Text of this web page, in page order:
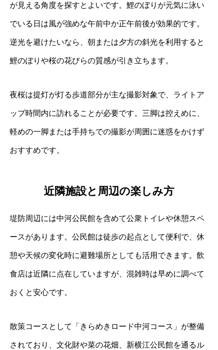
が見える角度を探すとよいです。鯉のぼりが元気に泳い
でいる日は風が強めな午前中か正午前後が効果的です。
逆光を避けたいなら、朝または夕方の斜光を利用すると
鯉のぼりや桜の花びらの質感が引き立ちます。
夜桜は提灯が灯る歩道部分が主な撮影対象で、ライトア
ップ時間内に訪れることが必要です。三脚は控えめに、
軽めの一脚または手持ちでの撮影が周囲に迷惑をかけず
おすすめです。
近隣施設と周辺の楽しみ方
堤防周辺には中河公民館を含めて公衆トイレや休憩スペ
ースがあります。公民館は徒歩の起点として便利で、休
憩や天候の変化時に避難場所としても活用できます。飲
食店は近隣に点在していますが、混雑時は早めに調べて
おくと安心です。
散策コースとして「きらめきロード中河コース」が整備
されており、文化財や菜の花畑、新横江公民館を通るル